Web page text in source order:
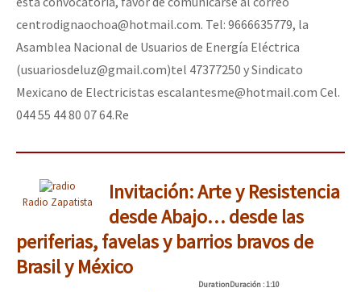
centrodignaochoa@hotmail.com. Tel: 9666635779, la
Asamblea Nacional de Usuarios de Energía Eléctrica
(usuariosdeluz@gmail.com)tel 47377250 y Sindicato
Mexicano de Electricistas escalantesme@hotmail.com Cel.
044 55 44 80 07 64.Re
Radio Zapatista
Invitación: Arte y Resistencia
desde Abajo… desde las
periferias, favelas y barrios bravos de
Brasil y México
DurationDuración: 1:10